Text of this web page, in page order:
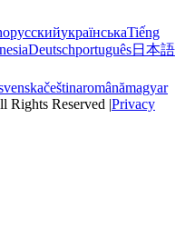
русскийукраїнськаTiếng
Deutschportuguês日本語
češtinaromânămagyar
Rights Reserved |Privacy